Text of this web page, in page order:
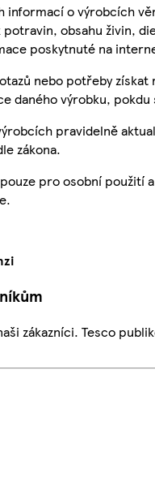
informací o výrobcích
potravin, obsahu živin,
poskytnuté na
nebo potřeby
daného výrobku,
pravidelně
zákona.
pro osobní použití
zákazníci. Tesco